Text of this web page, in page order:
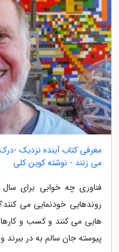
می زنند - نوشته کوین کلی
روندهایی خودنمایی می
هایی می کنند و کسب و کارها
پیوسته جان سالم به در ببرند